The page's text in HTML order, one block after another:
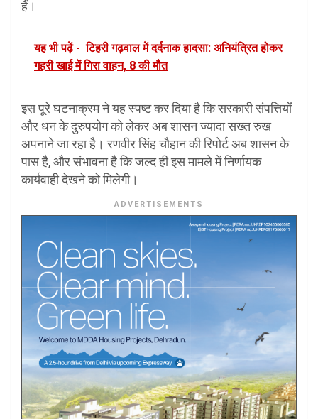
हैं।
यह भी पढ़ें - टिहरी गढ़वाल में दर्दनाक हादसा: अनियंत्रित होकर
गहरी खाई में गिरा वाहन, 8 की मौत
इस पूरे घटनाक्रम ने यह स्पष्ट कर दिया है कि सरकारी संपत्तियों
और धन के दुरुपयोग को लेकर अब शासन ज्यादा सख्त रुख
अपनाने जा रहा है। रणवीर सिंह चौहान की रिपोर्ट अब शासन के
पास है, और संभावना है कि जल्द ही इस मामले में निर्णायक
कार्यवाही देखने को मिलेगी।
ADVERTISEMENTS